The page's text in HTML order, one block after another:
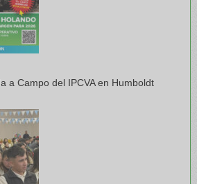
a Campo del IPCVA en Humboldt